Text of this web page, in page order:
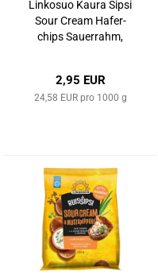
Lin­ko­suo Kaura Sipsi
Sour Cream Ha­fer­
chips Sauer­rahm,
2,95 EUR
24,58 EUR pro 1000 g